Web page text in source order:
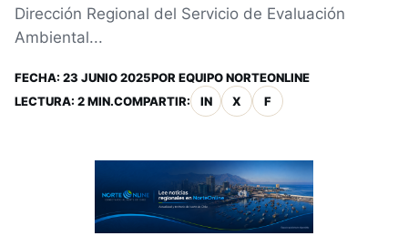
Dirección Regional del Servicio de Evaluación
Ambiental...
FECHA: 23 JUNIO 2025POR EQUIPO NORTEONLINE
LECTURA: 2 MIN.COMPARTIR: IN X F